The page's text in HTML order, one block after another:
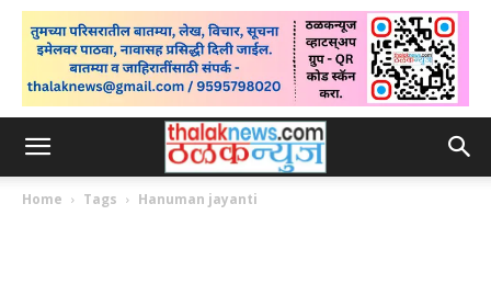
Home Tags Hanuman jayanti